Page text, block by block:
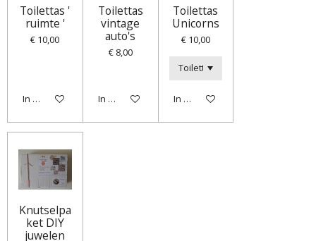
Toilettas '
ruimte '
€ 10,00
In winkelwagen
Toilettas
vintage
auto's
€ 8,00
In winkelwagen
Toilettas
Unicorns
€ 10,00
In winkelwagen
Knutselpa
ket DIY
juwelen